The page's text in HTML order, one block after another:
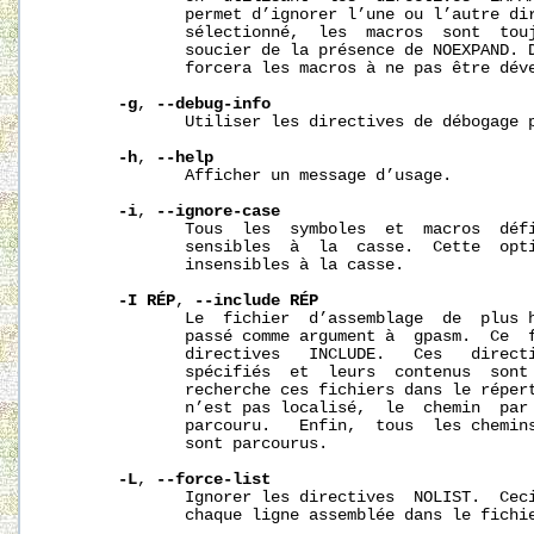
permet d’ignorer l’une ou l’autre
sélectionné,  les  macros  sont
soucier de la présence de NOEXPAND.
forcera les macros à ne pas être
-g,
--debug-info
Utiliser les directives de débogage
-h,
--help
              Afficher un message d’usage.
-i,
--ignore-case
Tous  les  symboles  et  macros
sensibles  à  la  casse.  Cette
              insensibles à la casse.
-I
RÉP, --include
RÉP
Le  fichier  d’assemblage  de  plus
passé comme argument à  gpasm.  Ce
directives   INCLUDE.   Ces
spécifiés  et  leurs  contenus
recherche ces fichiers dans le
n’est pas localisé,  le  chemin
parcouru.   Enfin,  tous  les
              sont parcourus.
-L,
--force-list
Ignorer les directives  NOLIST.
chaque ligne assemblée dans le